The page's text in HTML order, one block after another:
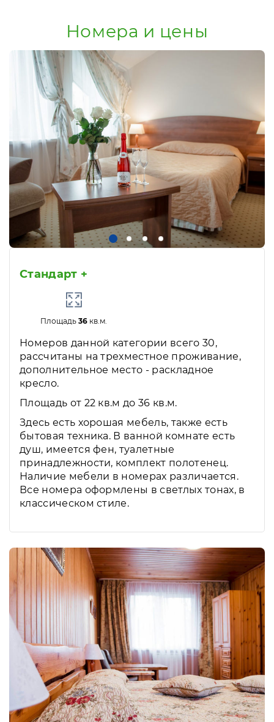
Номера и цены
Стандарт +
Площадь36 кв.м.
Номеров данной категории всего 30,
рассчитаны на трехместное проживание,
дополнительное место - раскладное
кресло.
Площадь от 22 кв.м до 36 кв.м.
Здесь есть хорошая мебель, также есть
бытовая техника. В ванной комнате есть
душ, имеется фен, туалетные
принадлежности, комплект полотенец.
Наличие мебели в номерах различается.
Все номера оформлены в светлых тонах, в
классическом стиле.